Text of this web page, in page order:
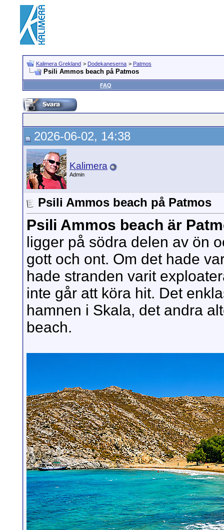
Kalimera Grekland > Dodekaneserna > Patmos
Psili Ammos beach på Patmos
FAQ
2026-06-02, 14:38
Kalimera
Admin
Psili Ammos beach på Patmos
Psili Ammos beach är
ligger på södra delen av ön
gott och ont. Om det hade
hade stranden varit
inte går att köra hit. Det
hamnen i Skala, det andra
beach.